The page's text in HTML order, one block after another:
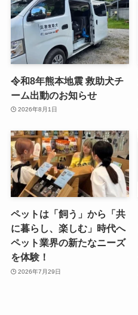
令和8年熊本地震 救助犬チ
ーム出動のお知らせ
2026年8月1日
ペットは「飼う」から「共
に暮らし、楽しむ」時代へ
ペット業界の新たなニーズ
を体験！
2026年7月29日